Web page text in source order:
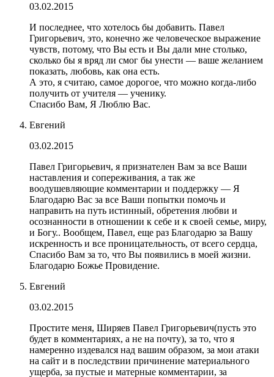
03.02.2015
И последнее, что хотелось бы добавить. Павел
Григорьевич, это, конечно же человеческое выражение
чувств, потому, что Вы есть и Вы дали мне столько,
сколько бы я вряд ли смог бы унести — ваше желанием
показать, любовь, как она есть.
А это, я считаю, самое дорогое, что можно когда-либо
получить от учителя — ученику.
Спасибо Вам, Я Люблю Вас.
Евгений
03.02.2015
Павел Григорьевич, я признателен Вам за все Ваши
наставления и сопереживания, а так же
воодушевляющие комментарии и поддержку — Я
Благодарю Вас за все Ваши попытки помочь и
направить на путь истинный, обретения любви и
осознанности в отношении к себе и к своей семье, миру,
и Богу.. Вообщем, Павел, еще раз Благодарю за Вашу
искренность и все проницательность, от всего сердца,
Спасибо Вам за то, что Вы появились в моей жизни.
Благодарю Божье Провидение.
Евгений
03.02.2015
Простите меня, Ширяев Павел Григорьевич(пусть это
будет в комментариях, а не на почту), за то, что я
намеренно издевался над вашим образом, за мои атаки
на сайт и в последствии причинение материального
ущерба, за пустые и матерные комментарии, за